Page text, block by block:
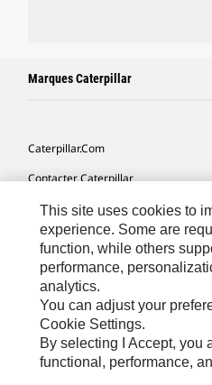
Marques Caterpillar
Caterpillar.com
Contacter Caterpillar
Mes Préférences Marketing
Plan Du Site
Cookie Settings
Légales
Confidentialité
This site uses cookies to
experience. Some are
function, while others
performance,
analytics.
You can adjust your
Cookie Settings.
By selecting I Accept, you
functional, performance,